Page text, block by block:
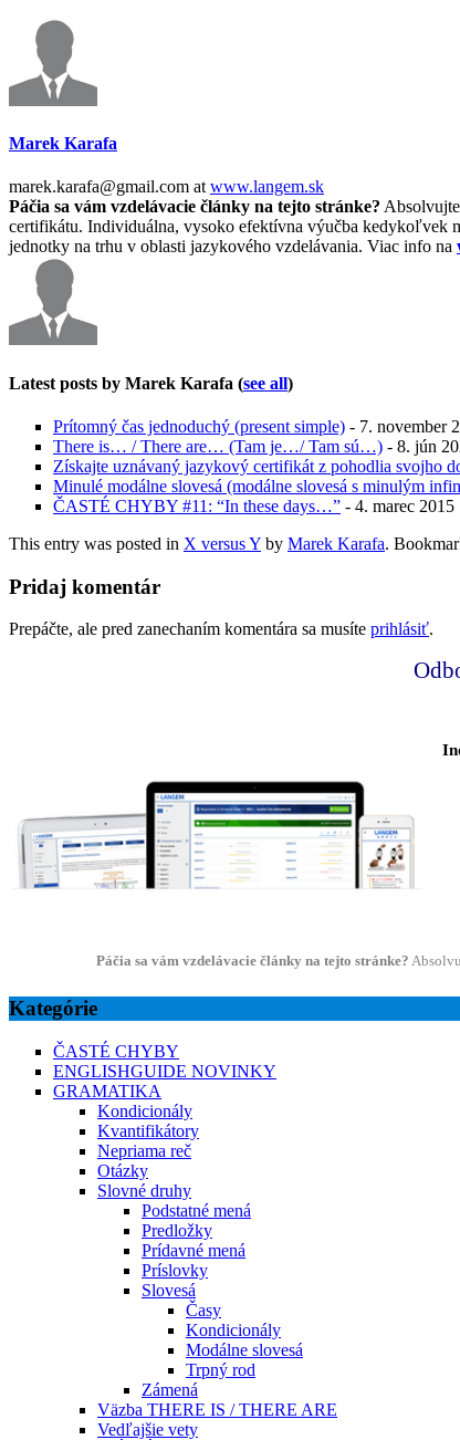
Marek Karafa
marek.karafa@gmail.com at www.langem.sk
Páčia sa vám vzdelávacie články na tejto stránke?
certifikátu. Individuálna, vysoko efektívna výučba kedykoľvek
jednotky na trhu v oblasti jazykového vzdelávania. Viac info na
Latest posts by Marek Karafa (see all)
Prítomný čas jednoduchý (present simple) - 7. november
There is… / There are… (Tam je…/ Tam sú…) - 8. jún
Získajte uznávaný jazykový certifikát z pohodlia svojho
Minulé modálne slovesá (modálne slovesá s minulým
ČASTÉ CHYBY #11: “In these days…” - 4. marec 2015
This entry was posted in X versus Y by Marek Karafa.
Pridaj komentár
Prepáčte, ale pred zanechaním komentára sa musíte prihlásiť.
Páčia sa vám vzdelávacie články na tejto stránke?
Kategórie
ČASTÉ CHYBY
ENGLISHGUIDE NOVINKY
GRAMATIKA
Kondicionály
Kvantifikátory
Nepriama reč
Otázky
Slovné druhy
Podstatné mená
Predložky
Prídavné mená
Príslovky
Slovesá
Časy
Kondicionály
Modálne slovesá
Trpný rod
Zámená
Väzba THERE IS / THERE ARE
Vedľajšie vety